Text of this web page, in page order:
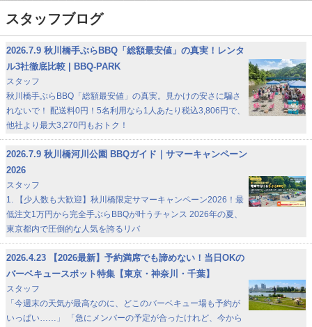
スタッフブログ
2026.7.9 秋川橋手ぶらBBQ「総額最安値」の真実！レンタ
ル3社徹底比較 | BBQ-PARK
スタッフ
秋川橋手ぶらBBQ「総額最安値」の真実。見かけの安さに騙さ
れないで！ 配送料0円！5名利用なら1人あたり税込3,806円で、
他社より最大3,270円もおトク！
2026.7.9 秋川橋河川公園 BBQガイド｜サマーキャンペーン
2026
スタッフ
1. 【少人数も大歓迎】秋川橋限定サマーキャンペーン2026！最
低注文1万円から完全手ぶらBBQが叶うチャンス 2026年の夏、
東京都内で圧倒的な人気を誇るリバ
2026.4.23 【2026最新】予約満席でも諦めない！当日OKの
バーベキュースポット特集【東京・神奈川・千葉】
スタッフ
「今週末の天気が最高なのに、どこのバーベキュー場も予約が
いっぱい……」 「急にメンバーの予定が合ったけれど、今から